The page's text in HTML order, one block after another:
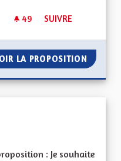
49 49 ABONNÉS
SUIVRE
LA PROPOSITION
: Je souhaite